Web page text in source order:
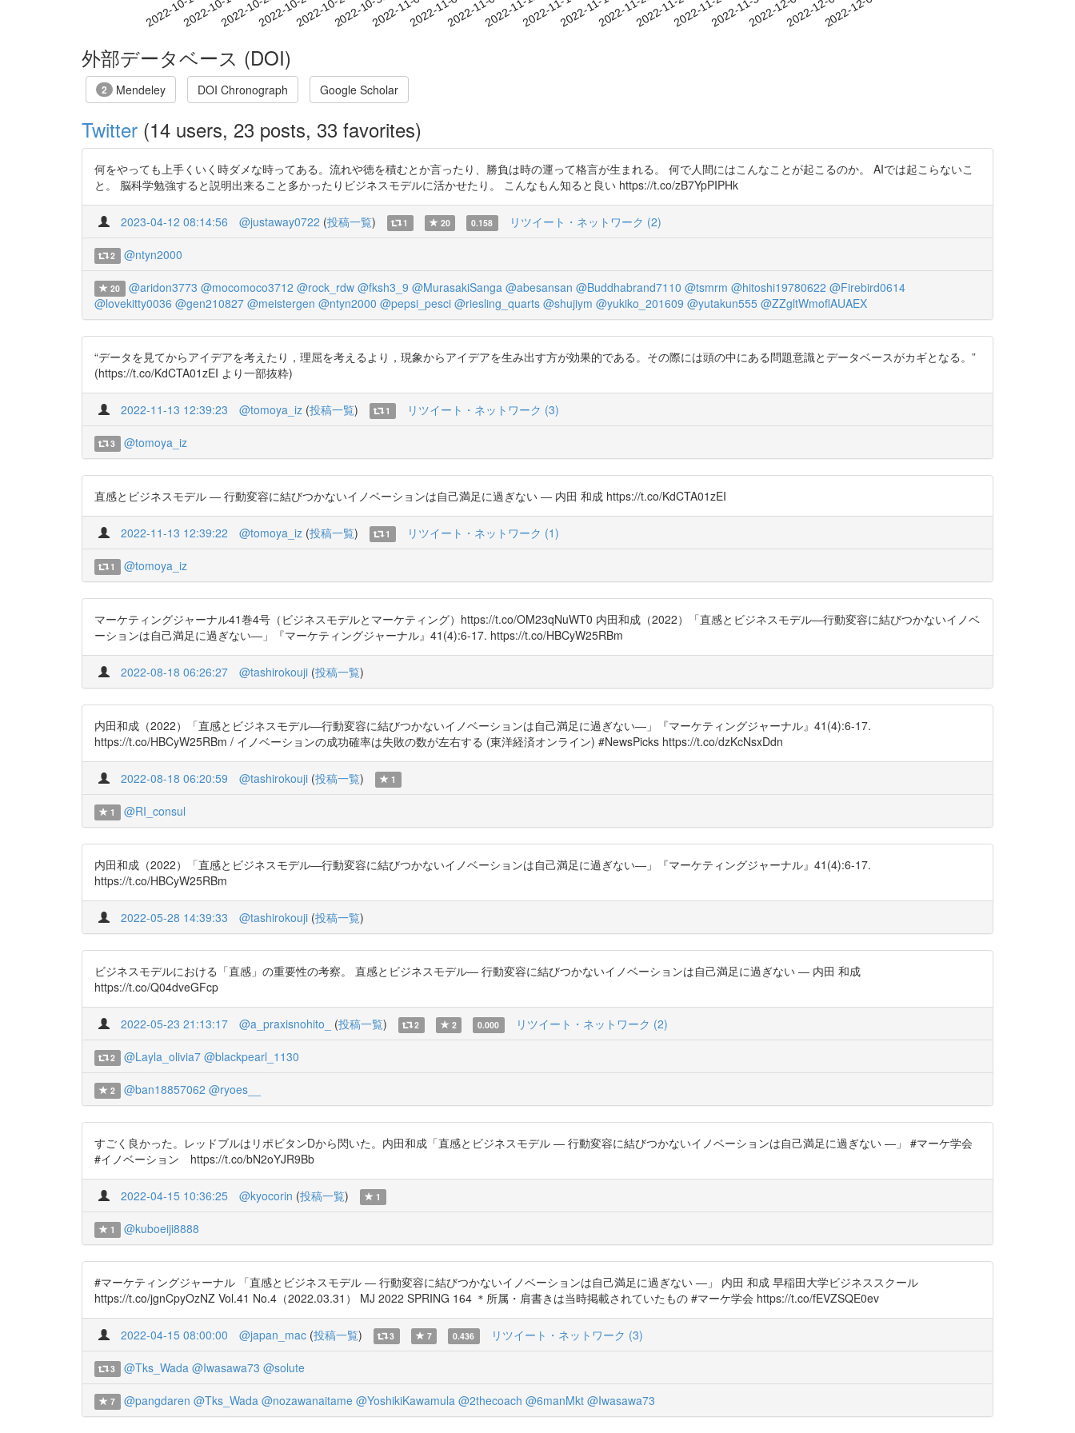
2022-10-162022-10-192022-10-222022-10-252022-10-282022-10-312022-11-032022-11-062022-11-092022-11-122022-11-152022-11-182022-11-212022-11-242022-11-272022-11-302022-12-032022-12-062022-12-09
外部データベース (DOI)
2 Mendeley DOI Chronograph Google Scholar
Twitter (14 users, 23 posts, 33 favorites)
何をやっても上手くいく時ダメな時ってある。流れや徳を積むとか言ったり、勝負は時の運って格言が生まれる。 何で人間にはこんなことが起こるのか。 AIでは起こらないこ
と。 脳科学勉強すると説明出来ること多かったりビジネスモデルに活かせたり。 こんなもん知ると良い https://t.co/zB7YpPIPHk
2023-04-12 08:14:56 @justaway0722 (投稿一覧) 1 20 0.158 リツイート・ネットワーク (2)
2 @ntyn2000
20 @aridon3773 @mocomoco3712 @rock_rdw @fksh3_9 @MurasakiSanga @abesansan @Buddhabrand7110 @tsmrm @hitoshi19780622 @Firebird0614
@lovekitty0036 @gen210827 @meistergen @ntyn2000 @pepsi_pesci @riesling_quarts @shujiym @yukiko_201609 @yutakun555 @ZZgltWmoflAUAEX
“データを見てからアイデアを考えたり，理屈を考えるより，現象からアイデアを生み出す方が効果的である。その際には頭の中にある問題意識とデータベースがカギとなる。”
(https://t.co/KdCTA01zEI より一部抜粋)
2022-11-13 12:39:23 @tomoya_iz (投稿一覧) 1 リツイート・ネットワーク (3)
3 @tomoya_iz
直感とビジネスモデル ― 行動変容に結びつかないイノベーションは自己満足に過ぎない ― 内田 和成 https://t.co/KdCTA01zEI
2022-11-13 12:39:22 @tomoya_iz (投稿一覧) 1 リツイート・ネットワーク (1)
1 @tomoya_iz
マーケティングジャーナル41巻4号（ビジネスモデルとマーケティング）https://t.co/OM23qNuWT0 内田和成（2022）「直感とビジネスモデル―行動変容に結びつかないイノベ
ーションは自己満足に過ぎない―」『マーケティングジャーナル』41(4):6-17. https://t.co/HBCyW25RBm
2022-08-18 06:26:27 @tashirokouji (投稿一覧)
内田和成（2022）「直感とビジネスモデル―行動変容に結びつかないイノベーションは自己満足に過ぎない―」『マーケティングジャーナル』41(4):6-17.
https://t.co/HBCyW25RBm / イノベーションの成功確率は失敗の数が左右する (東洋経済オンライン) #NewsPicks https://t.co/dzKcNsxDdn
2022-08-18 06:20:59 @tashirokouji (投稿一覧) 1
1 @RI_consul
内田和成（2022）「直感とビジネスモデル―行動変容に結びつかないイノベーションは自己満足に過ぎない―」『マーケティングジャーナル』41(4):6-17.
https://t.co/HBCyW25RBm
2022-05-28 14:39:33 @tashirokouji (投稿一覧)
ビジネスモデルにおける「直感」の重要性の考察。 直感とビジネスモデル― 行動変容に結びつかないイノベーションは自己満足に過ぎない ― 内田 和成
https://t.co/Q04dveGFcp
2022-05-23 21:13:17 @a_praxisnohito_ (投稿一覧) 2 2 0.000 リツイート・ネットワーク (2)
2 @Layla_olivia7 @blackpearl_1130
2 @ban18857062 @ryoes__
すごく良かった。レッドブルはリポビタンDから閃いた。内田和成「直感とビジネスモデル ― 行動変容に結びつかないイノベーションは自己満足に過ぎない ―」 #マーケ学会
#イノベーション https://t.co/bN2oYJR9Bb
2022-04-15 10:36:25 @kyocorin (投稿一覧) 1
1 @kuboeiji8888
#マーケティングジャーナル 「直感とビジネスモデル ― 行動変容に結びつかないイノベーションは自己満足に過ぎない ―」 内田 和成 早稲田大学ビジネススクール
https://t.co/jgnCpyOzNZ Vol.41 No.4（2022.03.31） MJ 2022 SPRING 164 ＊所属・肩書きは当時掲載されていたもの #マーケ学会 https://t.co/fEVZSQE0ev
2022-04-15 08:00:00 @japan_mac (投稿一覧) 3 7 0.436 リツイート・ネットワーク (3)
3 @Tks_Wada @Iwasawa73 @solute
7 @pangdaren @Tks_Wada @nozawanaitame @YoshikiKawamula @2thecoach @6manMkt @Iwasawa73